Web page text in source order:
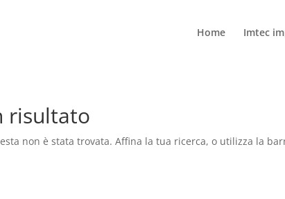
Home Imtec
risultato
non è stata trovata. Affina la tua ricerca, o utilizza la